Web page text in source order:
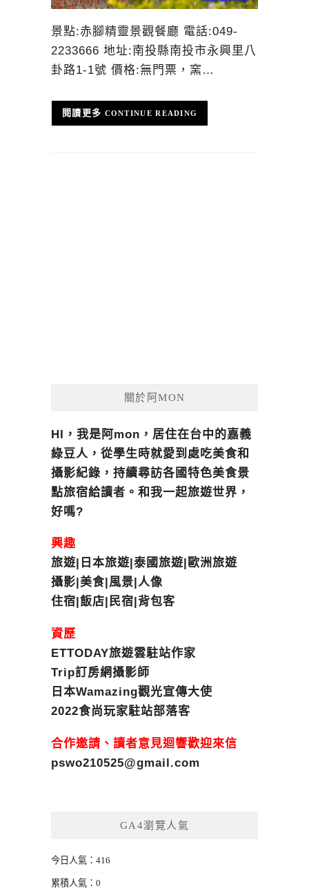
景點:赤腳精靈景觀餐廳 電話:049-
2233666 地址:南投縣南投市永興里八
卦路1-1號 價格:無門票，窯…
CONTINUE READING
關於阿MON
HI，我是阿mon，居住在台中的嘉義
綠豆人，從學生時就愛到處吃美食和
攝影紀錄，持續尋訪各國特色美食景
點旅宿給讀者。和我一起旅遊世界，
好嗎?
興趣
旅遊|日本旅遊|泰國旅遊|歐洲旅遊
攝影|美食|風景|人像
住宿|飯店|民宿|背包客
資歷
ETTODAY旅遊雲駐站作家
Trip訂房網攝影師
日本Wamazing觀光宣傳大使
2022食尚玩家駐站部落客
合作邀請、讀者意見迴響歡迎來信
pswo210525@gmail.com
GA4瀏覽人氣
今日人氣：416
累積人氣：0